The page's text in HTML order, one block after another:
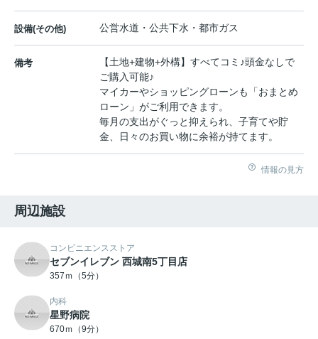
設備(その他) 公営水道・公共下水・都市ガス
備考
【土地+建物+外構】すべてコミ♪頭金なしで
ご購入可能♪
マイカーやショッピングローンも「おまとめ
ローン」がご利用できます。
毎月の支出がぐっと抑えられ、子育てや貯
金、日々のお買い物に余裕が持てます。
情報の見方
周辺施設
コンビニエンスストア
セブンイレブン 西城南5丁目店
357ｍ（5分）
内科
星野病院
670ｍ（9分）